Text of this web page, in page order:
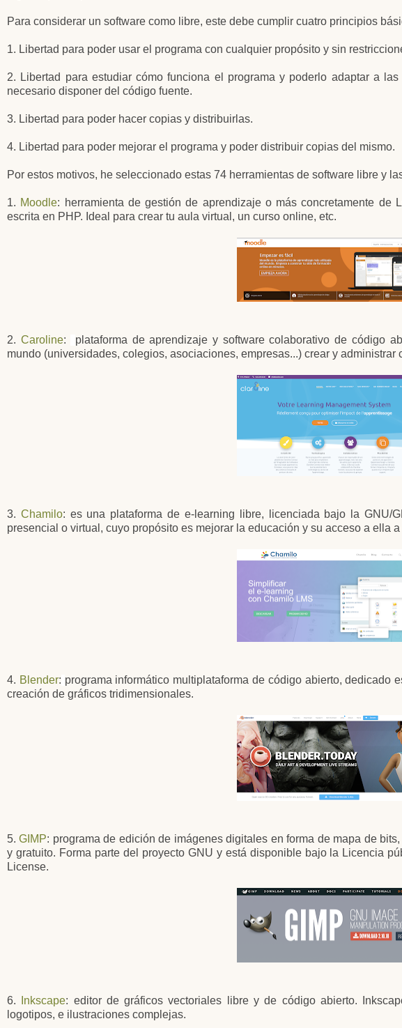
Para considerar un software como libre, este debe cumplir cuatro principios
1. Libertad para poder usar el programa con cualquier propósito y sin
2. Libertad para estudiar cómo funciona el programa y poderlo adaptar a
necesario disponer del código fuente.
3. Libertad para poder hacer copias y distribuirlas.
4. Libertad para poder mejorar el programa y poder distribuir copias del mismo.
Por estos motivos, he seleccionado estas 74 herramientas de software libre y
1. Moodle: herramienta de gestión de aprendizaje o más concretamente de
escrita en PHP.​ Ideal para crear tu aula virtual, un curso online, etc.
2. Caroline:
plataforma de aprendizaje y software colaborativo de código
mundo (universidades, colegios, asociaciones, empresas...) crear y
3. Chamilo: es una plataforma de e-learning libre, licenciada bajo la GNU/
presencial o virtual, cuyo propósito es mejorar la educación y su acceso a ella
4. Blender: programa informático multiplataforma de código abierto, dedicado
creación de gráficos tridimensionales.
5.GIMP: programa de edición de imágenes digitales en forma de mapa de
y gratuito. Forma parte del proyecto GNU y está disponible bajo la Licencia
License.
6. Inkscape: editor de gráficos vectoriales libre y de código abierto.
logotipos, e ilustraciones complejas.